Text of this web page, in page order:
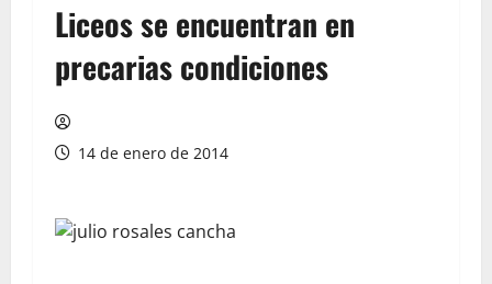
Liceos se encuentran en
precarias condiciones
14 de enero de 2014